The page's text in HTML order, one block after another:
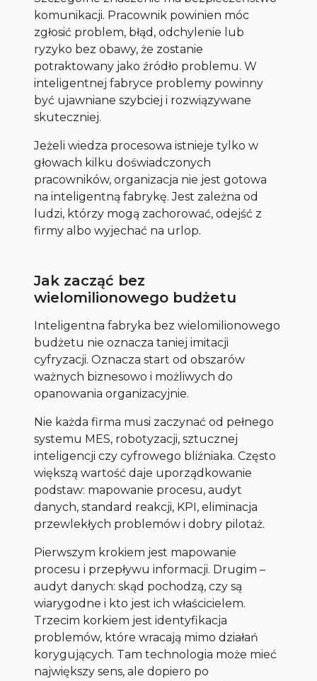
komunikacji. Pracownik powinien móc
zgłosić problem, błąd, odchylenie lub
ryzyko bez obawy, że zostanie
potraktowany jako źródło problemu. W
inteligentnej fabryce problemy powinny
być ujawniane szybciej i rozwiązywane
skuteczniej.
Jeżeli wiedza procesowa istnieje tylko w
głowach kilku doświadczonych
pracowników, organizacja nie jest gotowa
na inteligentną fabrykę. Jest zależna od
ludzi, którzy mogą zachorować, odejść z
firmy albo wyjechać na urlop.
Jak zacząć bez
wielomilionowego budżetu
Inteligentna fabryka bez wielomilionowego
budżetu nie oznacza taniej imitacji
cyfryzacji. Oznacza start od obszarów
ważnych biznesowo i możliwych do
opanowania organizacyjnie.
Nie każda firma musi zaczynać od pełnego
systemu MES, robotyzacji, sztucznej
inteligencji czy cyfrowego bliźniaka. Często
większą wartość daje uporządkowanie
podstaw: mapowanie procesu, audyt
danych, standard reakcji, KPI, eliminacja
przewlekłych problemów i dobry pilotaż.
Pierwszym krokiem jest mapowanie
procesu i przepływu informacji. Drugim –
audyt danych: skąd pochodzą, czy są
wiarygodne i kto jest ich właścicielem.
Trzecim korkiem jest identyfikacja
problemów, które wracają mimo działań
korygujących. Tam technologia może mieć
największy sens, ale dopiero po